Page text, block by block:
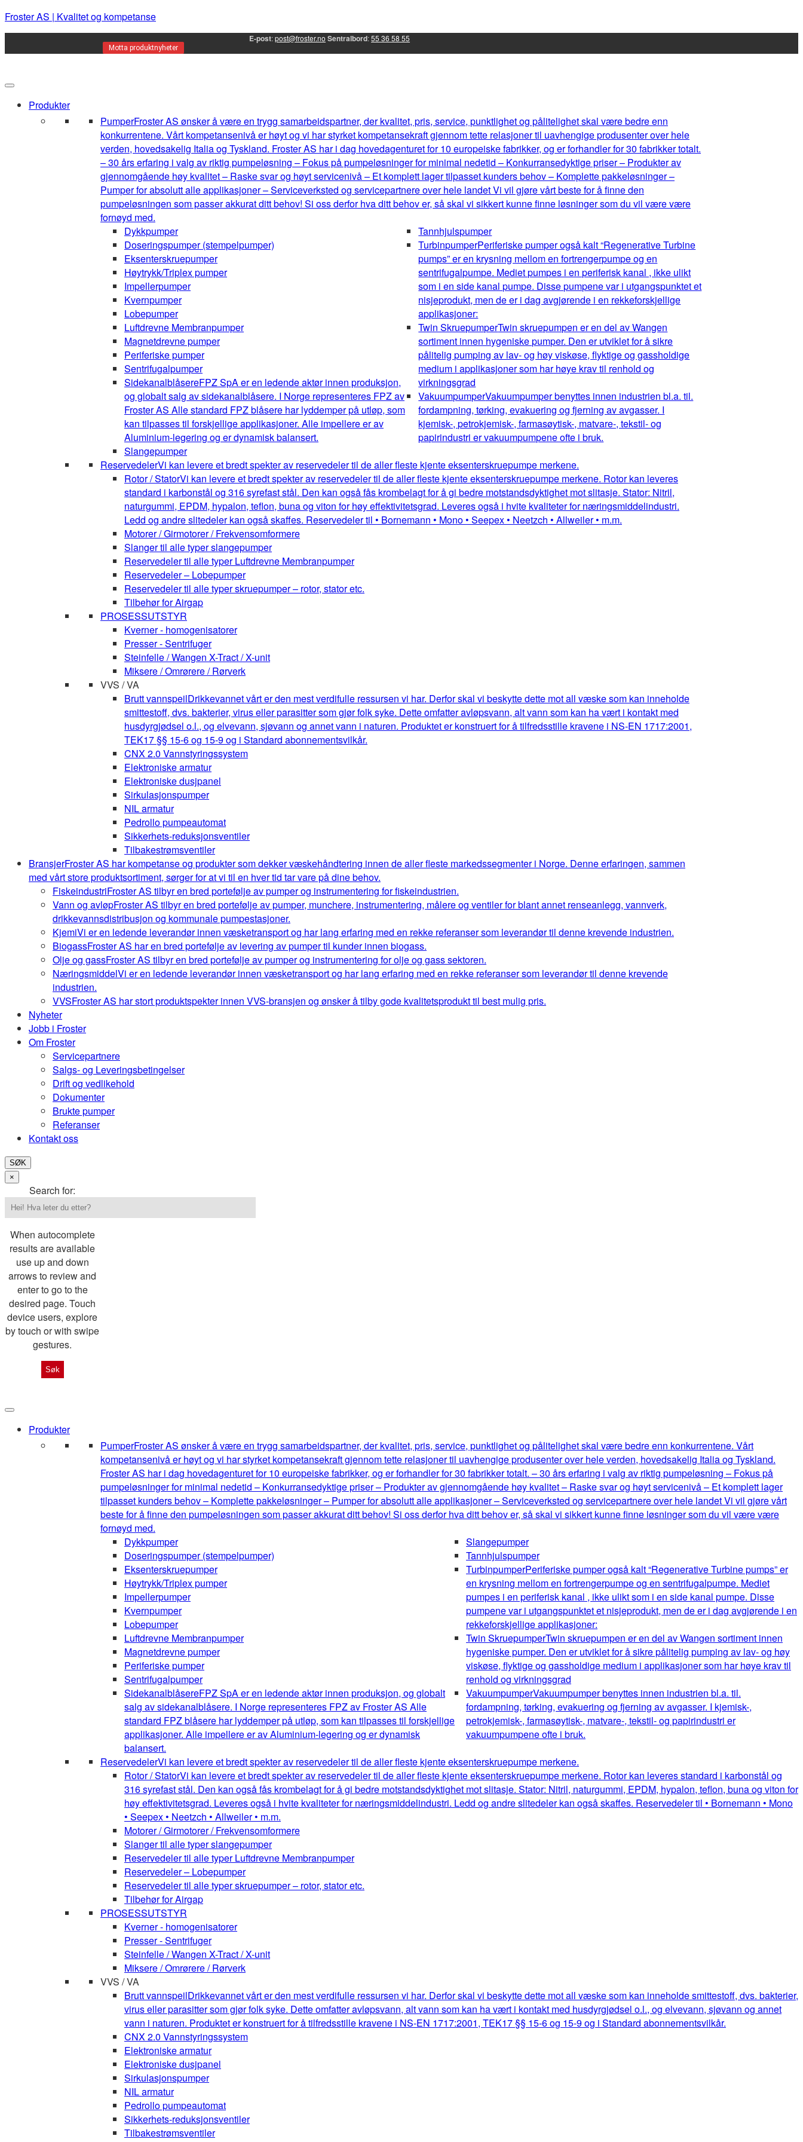
Froster AS | Kvalitet og kompetanse
E-post:post@froster.no Sentralbord:55 36 58 55
Motta produktnyheter
Produkter
PumperFroster AS ønsker å være en trygg samarbeidspartner, der kvalitet, pris, service, punktlighet og pålitelighet skal være bedre enn
konkurrentene. Vårt kompetansenivå er høyt og vi har styrket kompetansekraft gjennom tette relasjoner til uavhengige produsenter over hele
verden, hovedsakelig Italia og Tyskland. Froster AS har i dag hovedagenturet for 10 europeiske fabrikker, og er forhandler for 30 fabrikker totalt.
– 30 års erfaring i valg av riktig pumpeløsning – Fokus på pumpeløsninger for minimal nedetid – Konkurransedyktige priser – Produkter av
gjennomgående høy kvalitet – Raske svar og høyt servicenivå – Et komplett lager tilpasset kunders behov – Komplette pakkeløsninger –
Pumper for absolutt alle applikasjoner – Serviceverksted og servicepartnere over hele landet Vi vil gjøre vårt beste for å finne den
pumpeløsningen som passer akkurat ditt behov! Si oss derfor hva ditt behov er, så skal vi sikkert kunne finne løsninger som du vil være være
fornøyd med.
Dykkpumper
Doseringspumper (stempelpumper)
Eksenterskruepumper
Høytrykk/Triplex pumper
Impellerpumper
Kvernpumper
Lobepumper
Luftdrevne Membranpumper
Magnetdrevne pumper
Periferiske pumper
Sentrifugalpumper
SidekanalblåsereFPZ SpA er en ledende aktør innen produksjon,
og globalt salg av sidekanalblåsere. I Norge representeres FPZ av
Froster AS Alle standard FPZ blåsere har lyddemper på utløp, som
kan tilpasses til forskjellige applikasjoner. Alle impellere er av
Aluminium-legering og er dynamisk balansert.
Slangepumper
Tannhjulspumper
TurbinpumperPeriferiske pumper også kalt “Regenerative Turbine
pumps” er en krysning mellom en fortrengerpumpe og en
sentrifugalpumpe. Mediet pumpes i en periferisk kanal , ikke ulikt
som i en side kanal pumpe. Disse pumpene var i utgangspunktet et
nisjeprodukt, men de er i dag avgjørende i en rekkeforskjellige
applikasjoner:
Twin SkruepumperTwin skruepumpen er en del av Wangen
sortiment innen hygeniske pumper. Den er utviklet for å sikre
pålitelig pumping av lav- og høy viskøse, flyktige og gassholdige
medium i applikasjoner som har høye krav til renhold og
virkningsgrad
VakuumpumperVakuumpumper benyttes innen industrien bl.a. til.
fordampning, tørking, evakuering og fjerning av avgasser. I
kjemisk-, petrokjemisk-, farmasøytisk-, matvare-, tekstil- og
papirindustri er vakuumpumpene ofte i bruk.
ReservedelerVi kan levere et bredt spekter av reservedeler til de aller fleste kjente eksenterskruepumpe merkene.
Rotor / StatorVi kan levere et bredt spekter av reservedeler til de aller fleste kjente eksenterskruepumpe merkene. Rotor kan leveres
standard i karbonstål og 316 syrefast stål. Den kan også fås krombelagt for å gi bedre motstandsdyktighet mot slitasje. Stator: Nitril,
naturgummi, EPDM, hypalon, teflon, buna og viton for høy effektivitetsgrad. Leveres også i hvite kvaliteter for næringsmiddelindustri.
Ledd og andre slitedeler kan også skaffes. Reservedeler til • Bornemann • Mono • Seepex • Neetzch • Allweiler • m.m.
Motorer / Girmotorer / Frekvensomformere
Slanger til alle typer slangepumper
Reservedeler til alle typer Luftdrevne Membranpumper
Reservedeler – Lobepumper
Reservedeler til alle typer skruepumper – rotor, stator etc.
Tilbehør for Airgap
PROSESSUTSTYR
Kverner - homogenisatorer
Presser - Sentrifuger
Steinfelle / Wangen X-Tract / X-unit
Miksere / Omrørere / Rørverk
VVS / VA
Brutt vannspeilDrikkevannet vårt er den mest verdifulle ressursen vi har. Derfor skal vi beskytte dette mot all væske som kan inneholde
smittestoff, dvs. bakterier, virus eller parasitter som gjør folk syke. Dette omfatter avløpsvann, alt vann som kan ha vært i kontakt med
husdyrgjødsel o.l., og elvevann, sjøvann og annet vann i naturen. Produktet er konstruert for å tilfredsstille kravene i NS-EN 1717:2001,
TEK17 §§ 15-6 og 15-9 og i Standard abonnementsvilkår.
CNX 2.0 Vannstyringssystem
Elektroniske armatur
Elektroniske dusjpanel
Sirkulasjonspumper
NIL armatur
Pedrollo pumpeautomat
Sikkerhets-reduksjonsventiler
Tilbakestrømsventiler
BransjerFroster AS har kompetanse og produkter som dekker væskehåndtering innen de aller fleste markedssegmenter i Norge. Denne erfaringen, sammen
med vårt store produktsortiment, sørger for at vi til en hver tid tar vare på dine behov.
FiskeindustriFroster AS tilbyr en bred portefølje av pumper og instrumentering for fiskeindustrien.
Vann og avløpFroster AS tilbyr en bred portefølje av pumper, munchere, instrumentering, målere og ventiler for blant annet renseanlegg, vannverk,
drikkevannsdistribusjon og kommunale pumpestasjoner.
KjemiVi er en ledende leverandør innen væsketransport og har lang erfaring med en rekke referanser som leverandør til denne krevende industrien.
BiogassFroster AS har en bred portefølje av levering av pumper til kunder innen biogass.
Olje og gassFroster AS tilbyr en bred portefølje av pumper og instrumentering for olje og gass sektoren.
NæringsmiddelVi er en ledende leverandør innen væsketransport og har lang erfaring med en rekke referanser som leverandør til denne krevende
industrien.
VVSFroster AS har stort produktspekter innen VVS-bransjen og ønsker å tilby gode kvalitetsprodukt til best mulig pris.
Nyheter
Jobb i Froster
Om Froster
Servicepartnere
Salgs- og Leveringsbetingelser
Drift og vedlikehold
Dokumenter
Brukte pumper
Referanser
Kontakt oss
SØK
×
Search for:
When autocomplete
results are available
use up and down
arrows to review and
enter to go to the
desired page. Touch
device users, explore
by touch or with swipe
gestures.
Produkter
PumperFroster AS ønsker å være en trygg samarbeidspartner, der kvalitet, pris, service, punktlighet og pålitelighet skal være bedre enn konkurrentene. Vårt
kompetansenivå er høyt og vi har styrket kompetansekraft gjennom tette relasjoner til uavhengige produsenter over hele verden, hovedsakelig Italia og Tyskland.
Froster AS har i dag hovedagenturet for 10 europeiske fabrikker, og er forhandler for 30 fabrikker totalt. – 30 års erfaring i valg av riktig pumpeløsning – Fokus på
pumpeløsninger for minimal nedetid – Konkurransedyktige priser – Produkter av gjennomgående høy kvalitet – Raske svar og høyt servicenivå – Et komplett lager
tilpasset kunders behov – Komplette pakkeløsninger – Pumper for absolutt alle applikasjoner – Serviceverksted og servicepartnere over hele landet Vi vil gjøre vårt
beste for å finne den pumpeløsningen som passer akkurat ditt behov! Si oss derfor hva ditt behov er, så skal vi sikkert kunne finne løsninger som du vil være være
fornøyd med.
Dykkpumper
Doseringspumper (stempelpumper)
Eksenterskruepumper
Høytrykk/Triplex pumper
Impellerpumper
Kvernpumper
Lobepumper
Luftdrevne Membranpumper
Magnetdrevne pumper
Periferiske pumper
Sentrifugalpumper
SidekanalblåsereFPZ SpA er en ledende aktør innen produksjon, og globalt
salg av sidekanalblåsere. I Norge representeres FPZ av Froster AS Alle
standard FPZ blåsere har lyddemper på utløp, som kan tilpasses til forskjellige
applikasjoner. Alle impellere er av Aluminium-legering og er dynamisk
balansert.
Slangepumper
Tannhjulspumper
TurbinpumperPeriferiske pumper også kalt “Regenerative Turbine pumps” er
en krysning mellom en fortrengerpumpe og en sentrifugalpumpe. Mediet
pumpes i en periferisk kanal , ikke ulikt som i en side kanal pumpe. Disse
pumpene var i utgangspunktet et nisjeprodukt, men de er i dag avgjørende i en
rekkeforskjellige applikasjoner:
Twin SkruepumperTwin skruepumpen er en del av Wangen sortiment innen
hygeniske pumper. Den er utviklet for å sikre pålitelig pumping av lav- og høy
viskøse, flyktige og gassholdige medium i applikasjoner som har høye krav til
renhold og virkningsgrad
VakuumpumperVakuumpumper benyttes innen industrien bl.a. til.
fordampning, tørking, evakuering og fjerning av avgasser. I kjemisk-,
petrokjemisk-, farmasøytisk-, matvare-, tekstil- og papirindustri er
vakuumpumpene ofte i bruk.
ReservedelerVi kan levere et bredt spekter av reservedeler til de aller fleste kjente eksenterskruepumpe merkene.
Rotor / StatorVi kan levere et bredt spekter av reservedeler til de aller fleste kjente eksenterskruepumpe merkene. Rotor kan leveres standard i karbonstål og
316 syrefast stål. Den kan også fås krombelagt for å gi bedre motstandsdyktighet mot slitasje. Stator: Nitril, naturgummi, EPDM, hypalon, teflon, buna og viton for
høy effektivitetsgrad. Leveres også i hvite kvaliteter for næringsmiddelindustri. Ledd og andre slitedeler kan også skaffes. Reservedeler til • Bornemann • Mono
• Seepex • Neetzch • Allweiler • m.m.
Motorer / Girmotorer / Frekvensomformere
Slanger til alle typer slangepumper
Reservedeler til alle typer Luftdrevne Membranpumper
Reservedeler – Lobepumper
Reservedeler til alle typer skruepumper – rotor, stator etc.
Tilbehør for Airgap
PROSESSUTSTYR
Kverner - homogenisatorer
Presser - Sentrifuger
Steinfelle / Wangen X-Tract / X-unit
Miksere / Omrørere / Rørverk
VVS / VA
Brutt vannspeilDrikkevannet vårt er den mest verdifulle ressursen vi har. Derfor skal vi beskytte dette mot all væske som kan inneholde smittestoff, dvs. bakterier,
virus eller parasitter som gjør folk syke. Dette omfatter avløpsvann, alt vann som kan ha vært i kontakt med husdyrgjødsel o.l., og elvevann, sjøvann og annet
vann i naturen. Produktet er konstruert for å tilfredsstille kravene i NS-EN 1717:2001, TEK17 §§ 15-6 og 15-9 og i Standard abonnementsvilkår.
CNX 2.0 Vannstyringssystem
Elektroniske armatur
Elektroniske dusjpanel
Sirkulasjonspumper
NIL armatur
Pedrollo pumpeautomat
Sikkerhets-reduksjonsventiler
Tilbakestrømsventiler